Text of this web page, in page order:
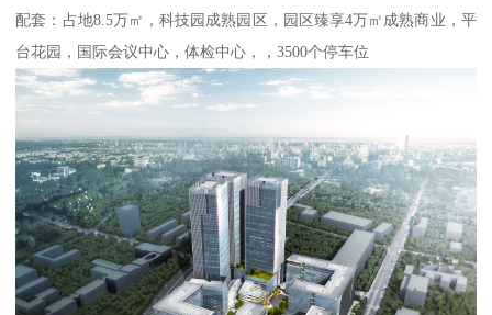
配套：占地8.5万㎡，科技园成熟园区，园区臻享4万㎡成熟商业，平
台花园，国际会议中心，体检中心，，3500个停车位